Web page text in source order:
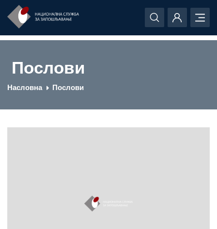
Послови
Насловна Послови